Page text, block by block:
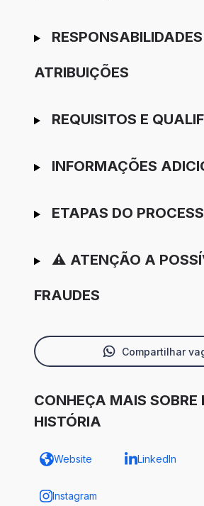
RESPONSABILIDADES
ATRIBUIÇÕES
REQUISITOS E
INFORMAÇÕES
ETAPAS DO
⚠️ ATENÇÃO A
FRAUDES
Compartilhar
CONHEÇA MAIS SOBRE
HISTÓRIA
Website LinkedIn
Instagram